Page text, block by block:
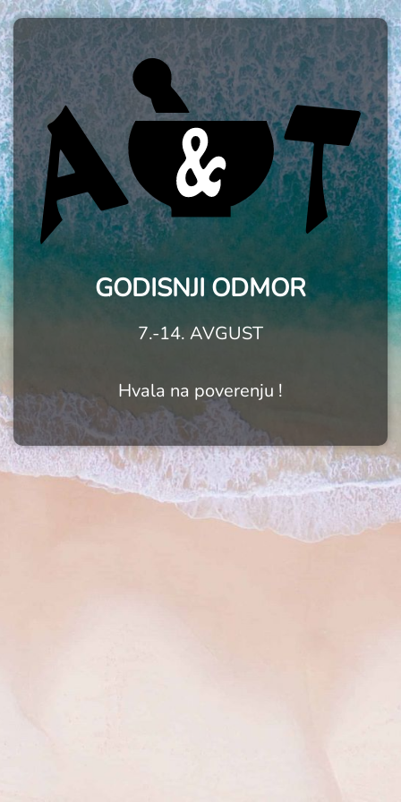
GODISNJI ODMOR
7.-14. AVGUST
Hvala na poverenju !